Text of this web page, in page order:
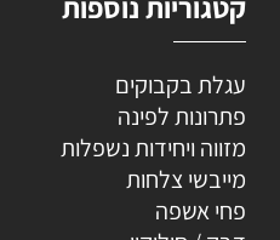
עגלת בקבוקים
פתרונות לפינה
מזווה ויחידות נשפלות
מייבשי צלחות
פחי אשפה